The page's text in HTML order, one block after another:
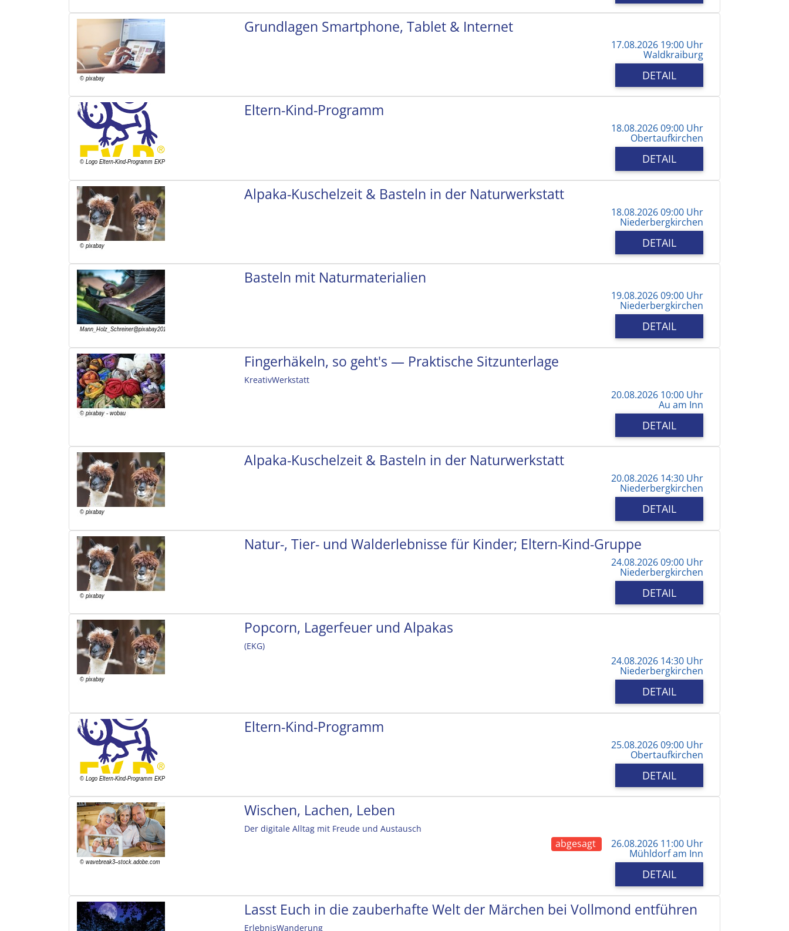
Grundlagen Smartphone, Tablet & Internet
17.08.2026 19:00 Uhr
Waldkraiburg
DETAIL
Eltern-Kind-Programm
18.08.2026 09:00 Uhr
Obertaufkirchen
DETAIL
Alpaka-Kuschelzeit & Basteln in der Naturwerkstatt
18.08.2026 09:00 Uhr
Niederbergkirchen
DETAIL
Basteln mit Naturmaterialien
19.08.2026 09:00 Uhr
Niederbergkirchen
DETAIL
Fingerhäkeln, so geht's — Praktische Sitzunterlage
KreativWerkstatt
20.08.2026 10:00 Uhr
Au am Inn
DETAIL
Alpaka-Kuschelzeit & Basteln in der Naturwerkstatt
20.08.2026 14:30 Uhr
Niederbergkirchen
DETAIL
Natur-, Tier- und Walderlebnisse für Kinder; Eltern-Kind-Gruppe
24.08.2026 09:00 Uhr
Niederbergkirchen
DETAIL
Popcorn, Lagerfeuer und Alpakas
(EKG)
24.08.2026 14:30 Uhr
Niederbergkirchen
DETAIL
Eltern-Kind-Programm
25.08.2026 09:00 Uhr
Obertaufkirchen
DETAIL
Wischen, Lachen, Leben
Der digitale Alltag mit Freude und Austausch
abgesagt 26.08.2026 11:00 Uhr
Mühldorf am Inn
DETAIL
Lasst Euch in die zauberhafte Welt der Märchen bei Vollmond entführen
ErlebnisWanderung